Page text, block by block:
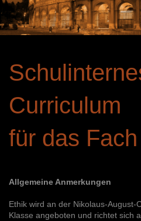
Curriculum
für das
Allgemeine Anmerkungen
Ethik wird an der Nikolaus-August-
Klasse angeboten und richtet sich